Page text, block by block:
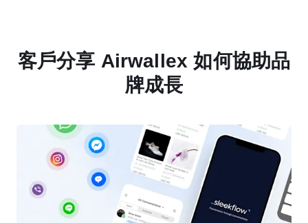
客戶分享 Airwallex 如何協助品
牌成長